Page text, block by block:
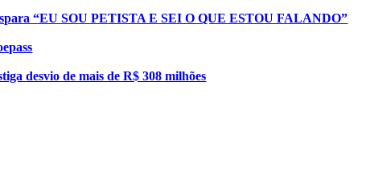
“EU SOU PETISTA E SEI O QUE ESTOU FALANDO”
desvio de mais de R$ 308 milhões